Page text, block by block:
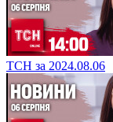
ТСН за 2024.08.06